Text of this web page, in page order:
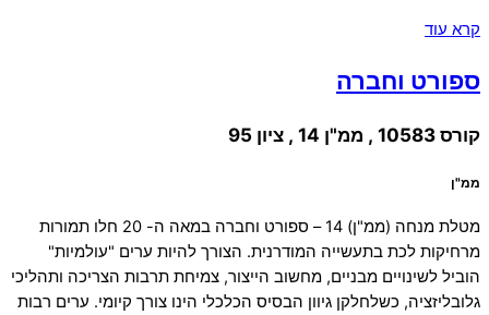
קרא עוד
ספורט וחברה
קורס 10583 , ממ"ן 14 , ציון 95
ממ"ן
מטלת מנחה (ממ"ן) 14 – ספורט וחברה במאה ה- 20 חלו תמורות
מרחיקות לכת בתעשייה המודרנית. הצורך להיות ערים "עולמיות"
הוביל לשינויים מבניים, מחשוב הייצור, צמיחת תרבות הצריכה ותהליכי
גלובליזציה, כשלחלקן גיוון הבסיס הכלכלי הינו צורך קיומי. ערים רבות